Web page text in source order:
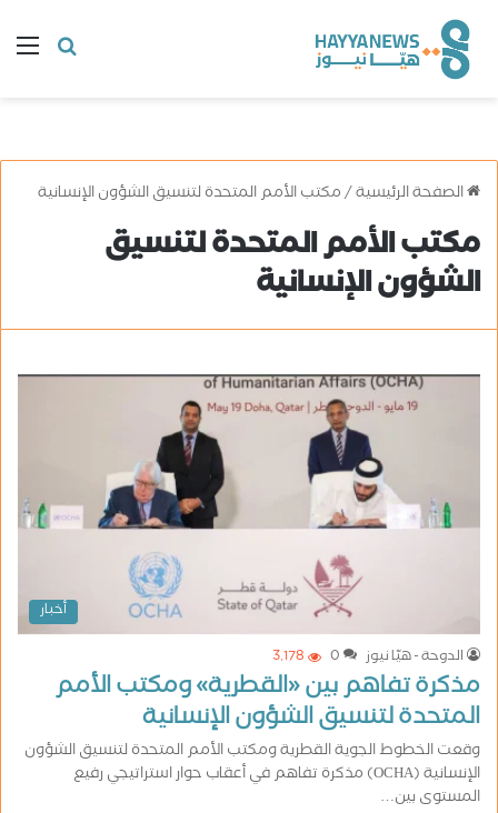
البحث
الصفحة الرئيسية/مكتب الأمم المتحدة لتنسيق الشؤون الإنسانية
مكتب الأمم المتحدة لتنسيق
الشؤون الإنسانية
أخبار
الدوحة - هيّا نيوز
0 3٬178
مذكرة تفاهم بين «القطرية» ومكتب الأمم
المتحدة لتنسيق الشؤون الإنسانية
وقعت الخطوط الجوية القطرية ومكتب الأمم المتحدة لتنسيق الشؤون
الإنسانية (OCHA) مذكرة تفاهم في أعقاب حوار استراتيجي رفيع
المستوى بين…